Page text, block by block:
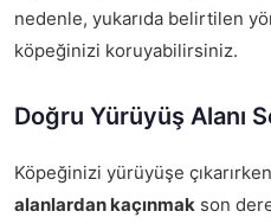
nedenle, yukarıda belirtilen
köpeğinizi koruyabilirsiniz.
Doğru Yürüyüş Alanı
Köpeğinizi yürüyüşe
alanlardan kaçınmak son